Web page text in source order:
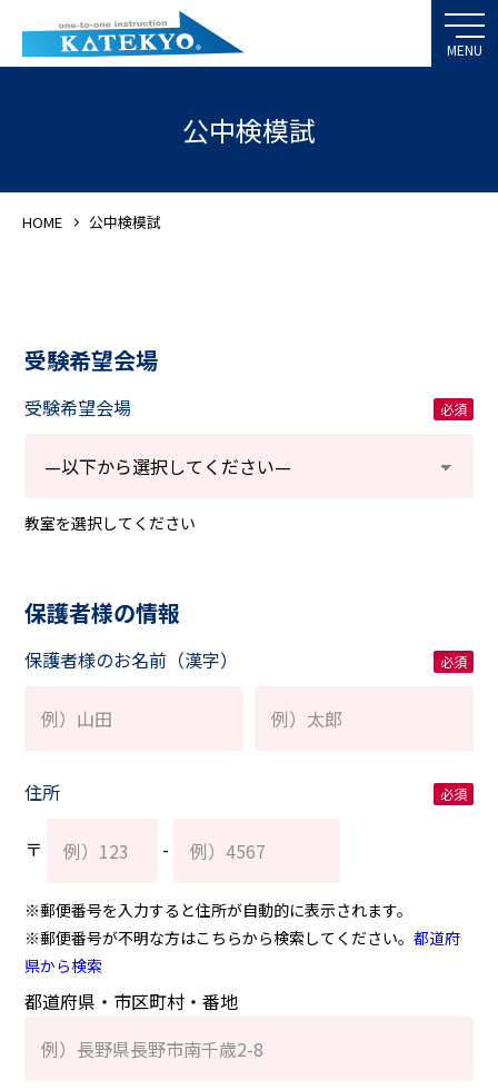
公中検模試
HOME 公中検模試
受験希望会場
受験希望会場
教室を選択してください
保護者様の情報
保護者様のお名前（漢字）
住所
〒 -
※郵便番号を入力すると住所が自動的に表示されます。
※郵便番号が不明な方はこちらから検索してください。 都道府
県から検索
都道府県・市区町村・番地